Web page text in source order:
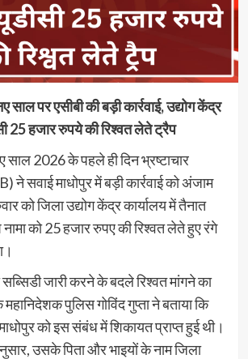
पर एसीबी की बड़ी कार्रवाई, उद्योग केंद्र
25 हजार रुपये की रिश्वत लेते ट्रैप
2026 के पहले ही दिन भ्रष्टाचार
ने सवाई माधोपुर में बड़ी कार्रवाई को अंजाम
को जिला उद्योग केंद्र कार्यालय में तैनात
को 25 हजार रुपए की रिश्वत लेते हुए रंगे
जारी करने के बदले रिश्वत मांगने का
पुलिस गोविंद गुप्ता ने बताया कि
को इस संबंध में शिकायत प्राप्त हुई थी।
उसके पिता और भाइयों के नाम जिला